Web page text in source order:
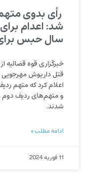
رأی بدوی
سال حبس
خبرگزاری قوه قضائیه
قتل داریوش
اعلام کرد که متهم
شدند.
ادامه مطلب »
11 فوریه 2024